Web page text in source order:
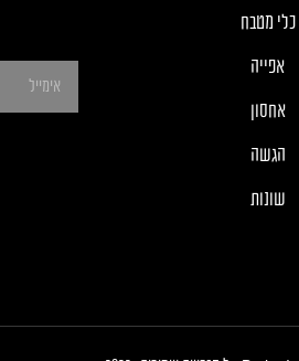
כלי מטבח
אפייה
אחסון
הגשה
שונות